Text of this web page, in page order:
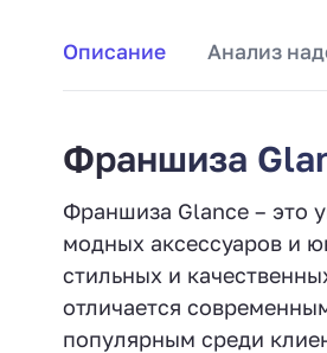
Описание Анализ
Франшиза
Франшиза Glance – это
модных аксессуаров и
стильных и
отличается
популярным среди